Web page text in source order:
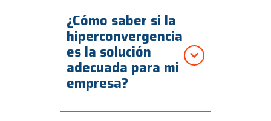
¿Cómo saber si la
hiperconvergencia
es la solución
adecuada para mi
empresa?